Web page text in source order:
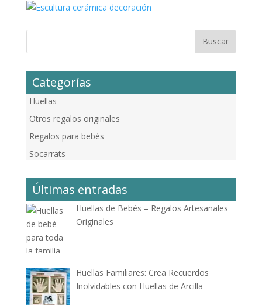
Categorías
Huellas
Otros regalos originales
Regalos para bebés
Socarrats
Últimas entradas
Huellas de Bebés – Regalos Artesanales
Originales
Huellas Familiares: Crea Recuerdos
Inolvidables con Huellas de Arcilla